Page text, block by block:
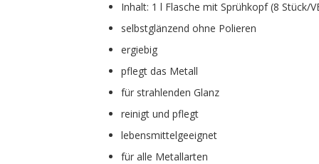
Inhalt: 1 l Flasche mit Sprühkopf (8 Stück/
selbstglänzend ohne Polieren
ergiebig
pflegt das Metall
für strahlenden Glanz
reinigt und pflegt
lebensmittelgeeignet
für alle Metallarten